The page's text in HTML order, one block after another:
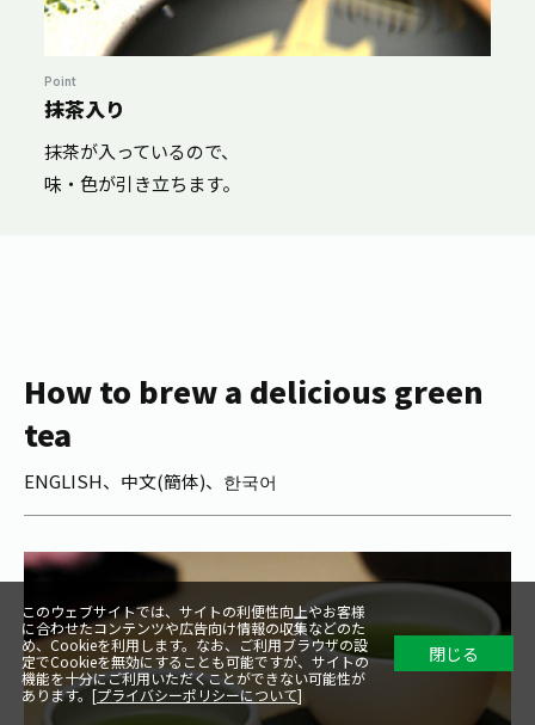
Point
抹茶入り
抹茶が入っているので、
味・色が引き立ちます。
How to brew a delicious green
tea
ENGLISH、中文(簡体)、한국어
このウェブサイトでは、サイトの利便性向上やお客様
に合わせたコンテンツや広告向け情報の収集などのた
め、Cookieを利用します。なお、ご利用ブラウザの設
定でCookieを無効にすることも可能ですが、サイトの
機能を十分にご利用いただくことができない可能性が
あります。[プライバシーポリシーについて]
閉じる